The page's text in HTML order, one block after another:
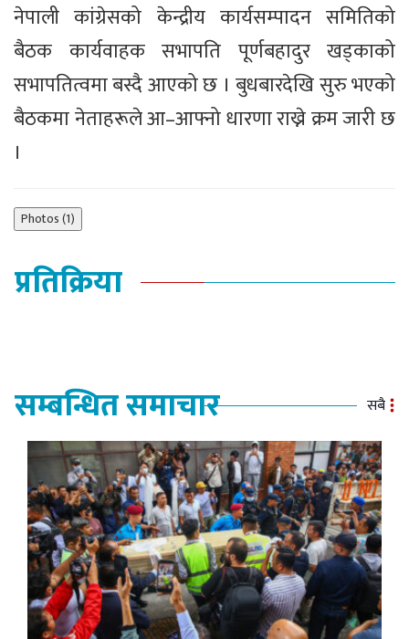
नेपाली कांग्रेसको केन्द्रीय कार्यसम्पादन समितिको
बैठक कार्यवाहक सभापति पूर्णबहादुर खड्काको
सभापतित्वमा बस्दै आएको छ । बुधबारदेखि सुरु भएको
बैठकमा नेताहरूले आ–आफ्नो धारणा राख्ने क्रम जारी छ
।
Photos (1)
प्रतिक्रिया
सम्बन्धित समाचार सबै